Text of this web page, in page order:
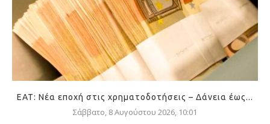
ΕΑΤ: Νέα εποχή στις χρηματοδοτήσεις – Δάνεια έως...
Σάββατο, 8 Αυγούστου 2026, 10:01